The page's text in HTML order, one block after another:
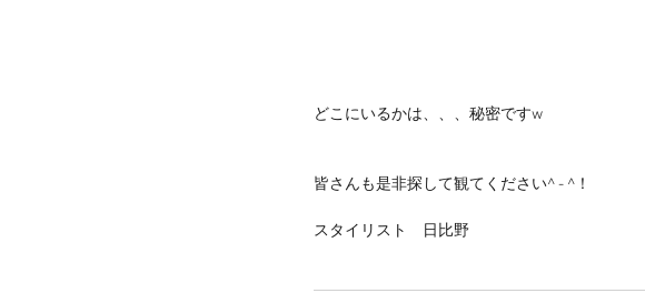
どこにいるかは、、、秘密ですw
皆さんも是非探して観てください^ - ^！
スタイリスト　日比野